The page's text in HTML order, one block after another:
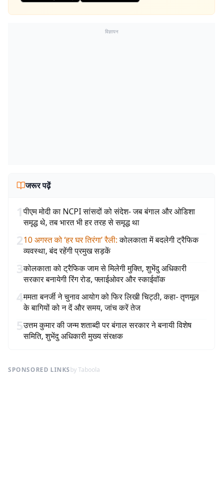
विज्ञापन
जरूर पढ़ें
1पीएम मोदी का NCPI सांसदों को संदेश- जब बंगाल और ओडिशा
समृद्ध थे, तब भारत भी हर तरह से समृद्ध था
210 अगस्त को ‘हर घर तिरंगा’ रैली: कोलकाता में बदलेगी ट्रैफिक
व्यवस्था, बंद रहेंगी प्रमुख सड़कें
3कोलकाता को ट्रैफिक जाम से मिलेगी मुक्ति, शुभेंदु अधिकारी
सरकार बनायेगी रिंग रोड, फ्लाईओवर और स्काईवॉक
4ममता बनर्जी ने चुनाव आयोग को फिर लिखी चिट्ठी, कहा- तृणमूल
के बागियों को न दें और समय, जांच करें तेज
5उत्तम कुमार की जन्म शताब्दी पर बंगाल सरकार ने बनायी विशेष
समिति, शुभेंदु अधिकारी मुख्य संरक्षक
SPONSORED LINKSby Taboola